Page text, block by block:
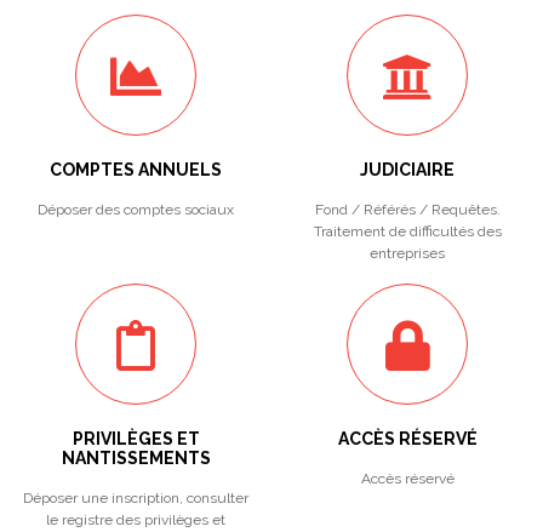
COMPTES ANNUELS
Déposer des comptes sociaux
JUDICIAIRE
Fond / Référés / Requêtes.
Traitement de difficultés des
entreprises
PRIVILÈGES ET
NANTISSEMENTS
Déposer une inscription, consulter
le registre des privilèges et
ACCÈS RÉSERVÉ
Accès réservé